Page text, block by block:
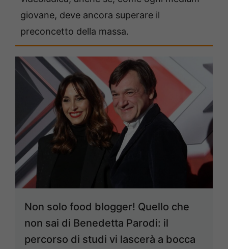
giovane, deve ancora superare il
preconcetto della massa.
Non solo food blogger! Quello che
non sai di Benedetta Parodi: il
percorso di studi vi lascerà a bocca